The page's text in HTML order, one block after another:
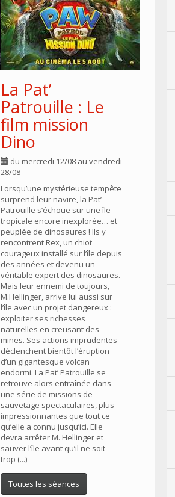
La Pat’
Patrouille : Le
film mission
Dino
du mercredi 12/08 au vendredi
28/08
Lorsqu’une mystérieuse tempête
surprend leur navire, la Pat’
Patrouille s’échoue sur une île
tropicale encore inexplorée… et
peuplée de dinosaures ! Ils y
rencontrent Rex, un chiot
courageux installé sur l’île depuis
des années et devenu un
véritable expert des dinosaures.
Mais leur ennemi de toujours,
M.Hellinger, arrive lui aussi sur
l’île avec un projet dangereux :
exploiter ses richesses
naturelles en creusant des
mines. Ses actions imprudentes
déclenchent bientôt l’éruption
d’un gigantesque volcan
endormi. La Pat’ Patrouille se
retrouve alors entraînée dans
une série de missions de
sauvetage spectaculaires, plus
impressionnantes que tout ce
qu’elle a connu jusqu’ici. Elle
devra arrêter M. Hellinger et
sauver l’île avant qu’il ne soit
trop (...)
Toutes les séances